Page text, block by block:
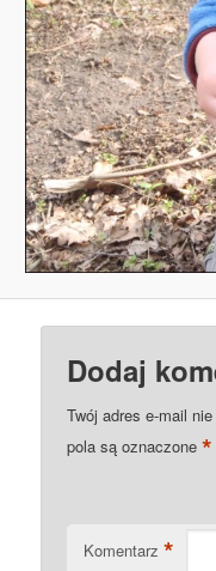
Dodaj
Twój adres e-mail
pola są oznaczone*
Komentarz *